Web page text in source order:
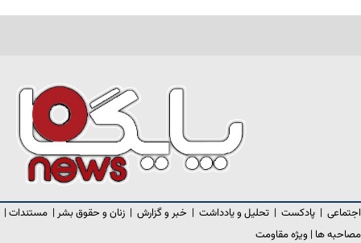
اجتماعی | پادکست | تحلیل و یادداشت | خبر و گزارش | زنان و حقوق بشر | مستندات |
مصاحبه ها | ویژه مقاومت